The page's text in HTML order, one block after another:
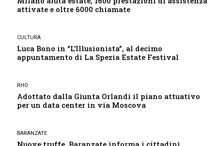
attivate e oltre 6000 chiamate
CULTURA
Luca Bono in “L’Illusionista”, al decimo
appuntamento di La Spezia Estate Festival
RHO
Adottato dalla Giunta Orlandi il piano attuativo
per un data center in via Moscova
BARANZATE
Nuove truffe, Baranzate informa i cittadini